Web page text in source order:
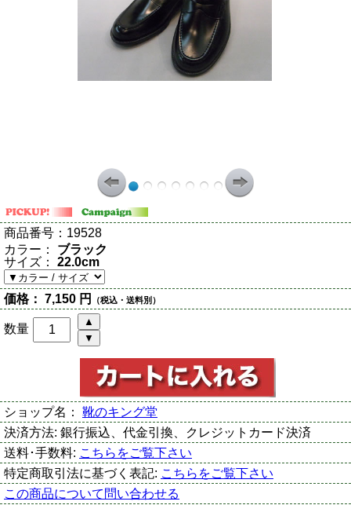
商品番号： 19528
カラー：
ブラック
サイズ：
22.0cm
価格： 7,150 円 （税込・送料別）
数量
ショップ名： 靴のキング堂
決済方法: 銀行振込、代金引換、クレジットカード決済
送料･手数料: こちらをご覧下さい
特定商取引法に基づく表記: こちらをご覧下さい
この商品について問い合わせる